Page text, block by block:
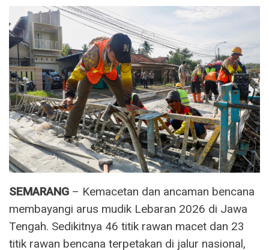
SEMARANG – Kemacetan dan ancaman bencana
membayangi arus mudik Lebaran 2026 di Jawa
Tengah. Sedikitnya 46 titik rawan macet dan 23
titik rawan bencana terpetakan di jalur nasional,